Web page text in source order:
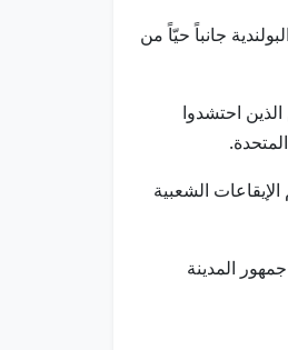
حملت إلى العاصمة البولندية جانباً حيّاً من
احتشدوا
الشعبية
المدينة